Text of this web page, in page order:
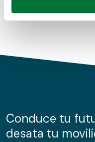
Obtenga más
de cookies.
información sobre el
nuestros partners de
Conduce tu
desata tu